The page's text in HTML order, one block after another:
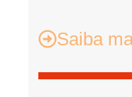
Saiba